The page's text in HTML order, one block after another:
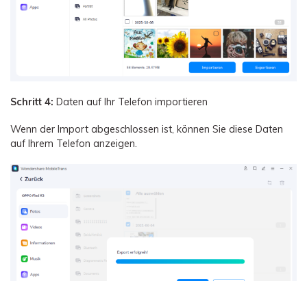
Schritt 4: Daten auf Ihr Telefon importieren
Wenn der Import abgeschlossen ist, können Sie diese Daten
auf Ihrem Telefon anzeigen.